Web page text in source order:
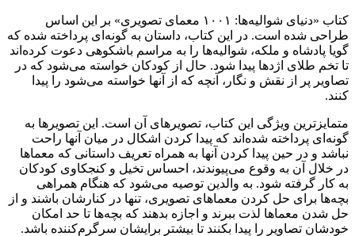
کتاب «دنیای شوالیه‌ها: ۱۰۰۱ معمای تصویری» بر این اساس
طراحی شده است. در این کتاب، داستان به گونه‌ای پرداخته شده که
گویا پادشاه و ملکه، شوالیه‌ها را به مراسم باشکوهی دعوت کرده‌اند
تا تخم طلای اژدها پیدا شود. حال از کودکان خواسته می‌شود که در
تصاویر پر از نقش و نگار، آنچه که از آنها خواسته می‌شود را پیدا
کنند.
متمایزترین ویژگی این کتاب، تصویرهای آن است. این تصویرها به
گونه‌ای پرداخته شده‌اند که پیدا کردن اشکال در میان آنها راحت
نباشد و در حین پیدا کردن آنها به همراه تعریف داستانی که معماها
در خلال آن به وقوع می‌پیوندند، احساس تخیل و کنجکاوی کودکان
به کار گرفته شود. به والدین توصیه می‌شود که هنگام همراهی
بچه‌ها برای حل کردن معماهای تصویری، تنها در کنارشان باشند و از
حل شدن معماها لذت ببرند و اجازه بدهند که بچه‌ها تا حد امکان
خودشان تصاویر را پیدا بکنند تا بیشتر برایشان سرگرم‌کننده باشد.